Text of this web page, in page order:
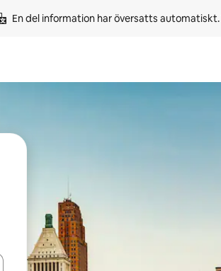
En del information har översatts automatiskt.